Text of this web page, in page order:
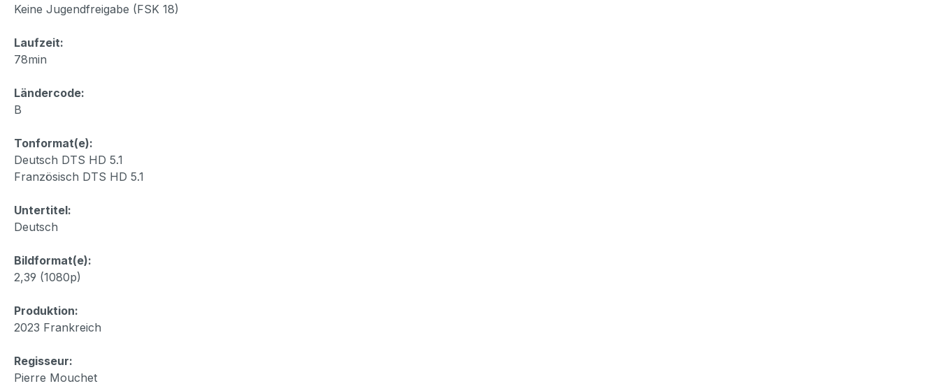
Keine Jugendfreigabe (FSK 18)
Laufzeit:
78min
Ländercode:
B
Tonformat(e):
Deutsch DTS HD 5.1
Französisch DTS HD 5.1
Untertitel:
Deutsch
Bildformat(e):
2,39 (1080p)
Produktion:
2023 Frankreich
Regisseur:
Pierre Mouchet